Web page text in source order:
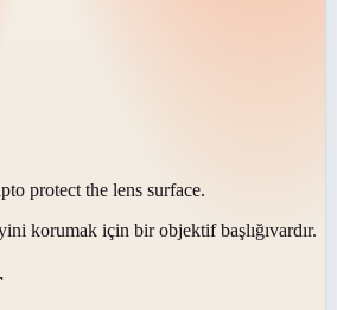
to protect the lens surface.
korumak için bir objektif başlığıvardır.